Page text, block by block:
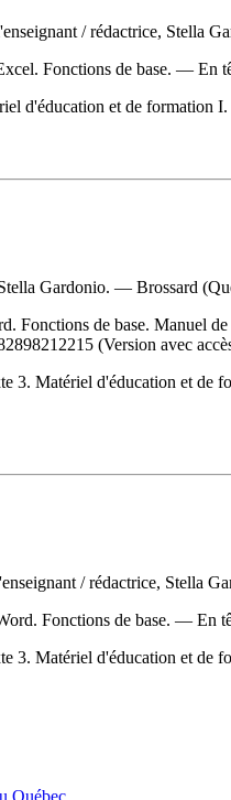
/ rédactrice, Stella
Fonctions de base. — En
d'éducation et de formation
Gardonio. — Brossard
Fonctions de base. Manuel
(Version avec
3. Matériel d'éducation et
/ rédactrice, Stella
Fonctions de base. — En
3. Matériel d'éducation et